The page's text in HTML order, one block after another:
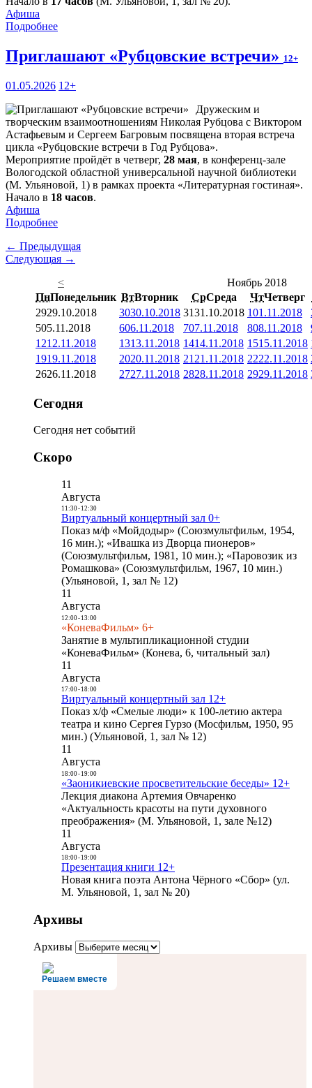
Афиша
Подробнее
Приглашают «Рубцовские встречи» 12+
01.05.2026 12+
Дружеским и
творческим взаимоотношениям Николая Рубцова с Виктором
Астафьевым и Сергеем Багровым посвящена вторая встреча
цикла «Рубцовские встречи в Год Рубцова».
Мероприятие пройдёт в четверг, 28 мая, в конференц-зале
Вологодской областной универсальной научной библиотеки
(М. Ульяновой, 1) в рамках проекта «Литературная гостиная».
Начало в 18 часов.
Афиша
Подробнее
← Предыдущая
Следующая →
<
Ноябрь 2018
ПнПонедельник ВтВторник СрСреда ЧтЧетверг
2929.10.2018 3030.10.2018 3131.10.2018 101.11.2018
505.11.2018 606.11.2018 707.11.2018 808.11.2018
1212.11.2018 1313.11.2018 1414.11.2018 1515.11.2018
1919.11.2018 2020.11.2018 21 21.11.2018 2222.11.2018
2626.11.2018 2727.11.2018 2828.11.2018 2929.11.2018
Сегодня
Сегодня нет событий
Скоро
11
Августа
11:30- 12:30
Виртуальный концертный зал 0+
Показ м/ф «Мойдодыр» (Союзмультфильм, 1954,
16 мин.); «Ивашка из Дворца пионеров»
(Союзмультфильм, 1981, 10 мин.); «Паровозик из
Ромашкова» (Союзмультфильм, 1967, 10 мин.)
(Ульяновой, 1, зал № 12)
11
Августа
12:00- 13:00
«КоневаФильм» 6+
Занятие в мультипликационной студии
«КоневаФильм» (Конева, 6, читальный зал)
11
Августа
17:00- 18:00
Виртуальный концертный зал 12+
Показ х/ф «Смелые люди» к 100-летию актера
театра и кино Сергея Гурзо (Мосфильм, 1950, 95
мин.) (Ульяновой, 1, зал № 12)
11
Августа
18:00- 19:00
«Заоникиевские просветительские беседы» 12+
Лекция диакона Артемия Овчаренко
«Актуальность красоты на пути духовного
преображения» (М. Ульяновой, 1, зале №12)
11
Августа
18:00- 19:00
Презентация книги 12+
Новая книга поэта Антона Чёрного «Сбор» (ул.
М. Ульяновой, 1, зал № 20)
Архивы
Архивы
Решаем вместе